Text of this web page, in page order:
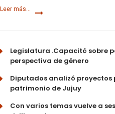
Leer más...
Legislatura .Capacitó sobre
perspectiva de género
Diputados analizó
patrimonio de Jujuy
Con varios temas vuelve a